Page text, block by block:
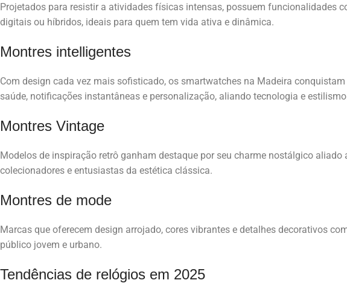
Projetados para resistir a atividades físicas intensas, possuem funcionalidades
digitais ou híbridos, ideais para quem tem vida ativa e dinâmica.
Montres intelligentes
Com design cada vez mais sofisticado, os smartwatches na Madeira
saúde, notificações instantâneas e personalização, aliando tecnologia e
Montres Vintage
Modelos de inspiração retrô ganham destaque por seu charme nostálgico
colecionadores e entusiastas da estética clássica.
Montres de mode
Marcas que oferecem design arrojado, cores vibrantes e detalhes decorativos
público jovem e urbano.
Tendências de relógios em 2025